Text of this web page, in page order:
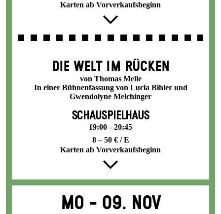
Karten ab Vorverkaufsbeginn
DIE WELT IM RÜCKEN
von Thomas Melle
In einer Bühnenfassung von Lucia Bihler und
Gwendolyne Melchinger
SCHAUSPIELHAUS
19:00 – 20:45
8 – 50 € / E
Karten ab Vorverkaufsbeginn
Mo - 09. Nov